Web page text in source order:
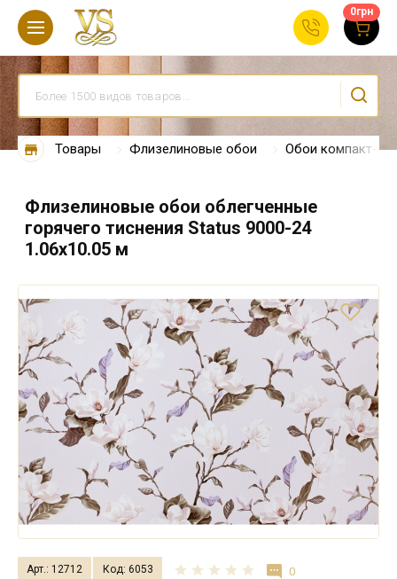
0грн
Товары Флизелиновые обои Обои компакт-
Флизелиновые обои облегченные
горячего тиснения Status 9000-24
1.06х10.05 м
Арт.: 12712 Код: 6053 0